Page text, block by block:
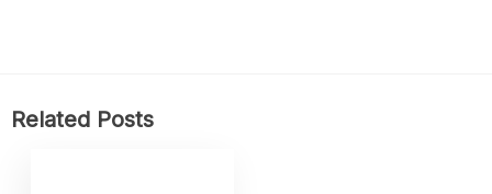
Related Posts